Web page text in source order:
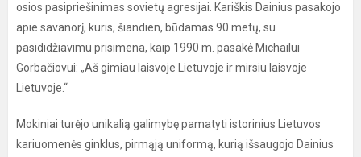
osios pasipriešinimas sovietų agresijai. Kariškis Dainius pasakojo
apie savanorį, kuris, šiandien, būdamas 90 metų, su
pasididžiavimu prisimena, kaip 1990 m. pasakė Michailui
Gorbačiovui: „Aš gimiau laisvoje Lietuvoje ir mirsiu laisvoje
Lietuvoje.“
Mokiniai turėjo unikalią galimybę pamatyti istorinius Lietuvos
kariuomenės ginklus, pirmąją uniformą, kurią išsaugojo Dainius